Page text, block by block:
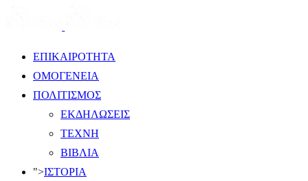
ΕΠΙΚΑΙΡΟΤΗΤΑ
ΟΜΟΓΕΝΕΙΑ
ΠΟΛΙΤΙΣΜΟΣ
ΕΚΔΗΛΩΣΕΙΣ
ΤΕΧΝΗ
ΒΙΒΛΙΑ
">ΙΣΤΟΡΙΑ